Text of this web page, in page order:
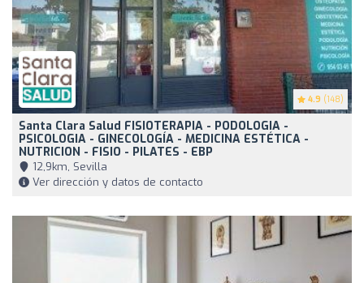
4.9 (148)
Santa Clara Salud FISIOTERAPIA - PODOLOGIA -
PSICOLOGIA - GINECOLOGÍA - MEDICINA ESTÉTICA -
NUTRICION - FISIO - PILATES - EBP
12,9km, Sevilla
Ver dirección y datos de contacto